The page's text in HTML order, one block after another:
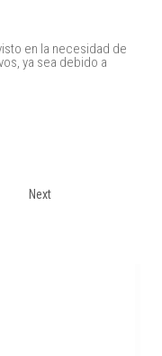
en la necesidad de
ya sea debido a
Next